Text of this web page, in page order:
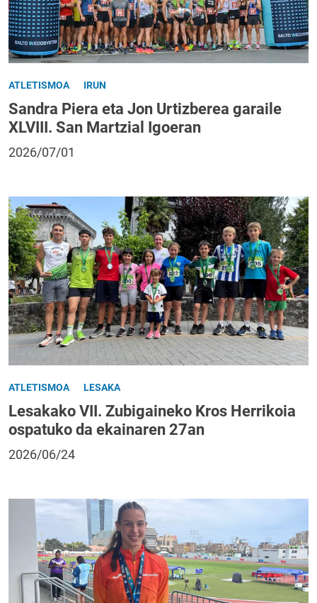
ATLETISMOA IRUN
Sandra Piera eta Jon Urtizberea garaile
XLVIII. San Martzial Igoeran
2026/07/01
ATLETISMOA LESAKA
Lesakako VII. Zubigaineko Kros Herrikoia
ospatuko da ekainaren 27an
2026/06/24